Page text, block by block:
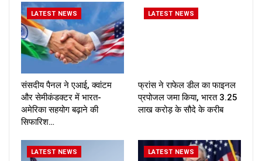
LATEST NEWS
संसदीय पैनल ने एआई, क्वांटम
और सेमीकंडक्टर में भारत-
अमेरिका सहयोग बढ़ाने की
सिफारिश…
LATEST NEWS
फ्रांस ने राफेल डील का फाइनल
प्रपोजल जमा किया, भारत ₹3.25
लाख करोड़ के सौदे के करीब
LATEST NEWS LATEST NEWS